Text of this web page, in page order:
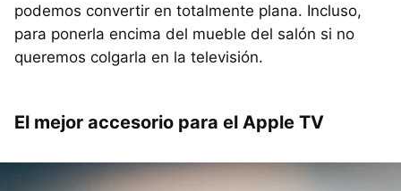
podemos convertir en totalmente plana. Incluso,
para ponerla encima del mueble del salón si no
queremos colgarla en la televisión.
El mejor accesorio para el Apple TV